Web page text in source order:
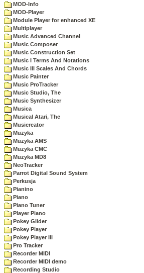
MOD-Info
MOD-Player
Module Player for enhanced XE
Multiplayer
Music Advanced Channel
Music Composer
Music Construction Set
Music I Terms And Notations
Music III Scales And Chords
Music Painter
Music ProTracker
Music Studio, The
Music Synthesizer
Musica
Musical Atari, The
Musicreator
Muzyka
Muzyka AMS
Muzyka CMC
Muzyka MD8
NeoTracker
Parrot Digital Sound System
Perkusja
Pianino
Piano
Piano Tuner
Player Piano
Pokey Glider
Pokey Player
Pokey Player III
Pro Tracker
Recorder MIDI
Recorder MIDI demo
Recording Studio